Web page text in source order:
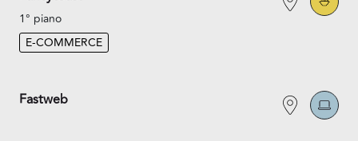
1° piano
E-COMMERCE
Fastweb